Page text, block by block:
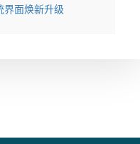
界面焕新升级